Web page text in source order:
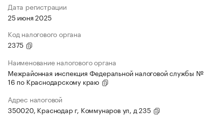
Дата регистрации
25 июня 2025
Код налогового органа
2375
Наименование налогового органа
Межрайонная инспекция Федеральной налоговой службы №
16 по Краснодарскому краю
Адрес налоговой
350020, Краснодар г, Коммунаров ул, д 235